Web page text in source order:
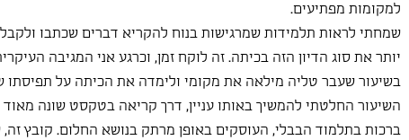
למקומות מפתיעים.
שמחתי לראות תלמידות שמרגישות בנוח להקריא דברים שכתבו
יותר את סוג הדיון הזה בכיתה. זה לוקח זמן, וכרגע אני המגיבה
בשיעור שעבר טליה מילאה את מקומי ולימדה את הכיתה על
השיעור החלטתי להמשיך באותו עניין, דרך קריאה בטקסט שונה
ברכות בתלמוד הבבלי, העוסקים באופן מרתק בנושא החלום. קובץ